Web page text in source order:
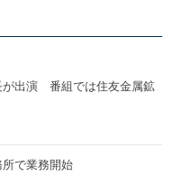
が出演 番組では住友金属鉱
で業務開始